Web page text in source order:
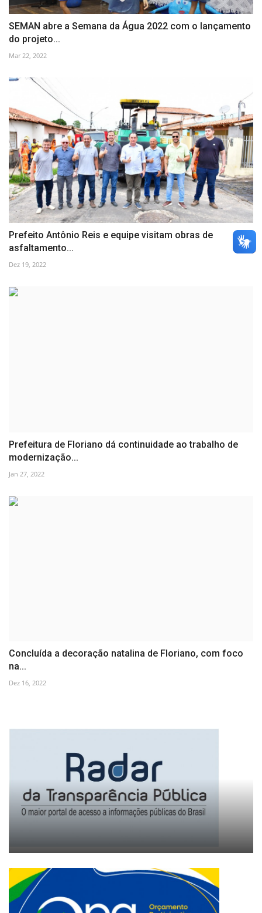
SEMAN abre a Semana da Água 2022 com o lançamento
do projeto...
Mar 22, 2022
Prefeito Antônio Reis e equipe visitam obras de
asfaltamento...
Dez 19, 2022
Prefeitura de Floriano dá continuidade ao trabalho de
modernização...
Jan 27, 2022
Concluída a decoração natalina de Floriano, com foco
na...
Dez 16, 2022